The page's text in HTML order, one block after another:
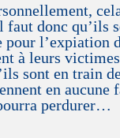
faut donc qu’ils
l’expiation
à leurs
sont en train
en aucune
perdurer…